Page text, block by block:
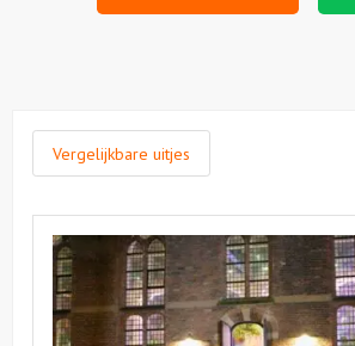
Vergelijkbare uitjes
Leeuwenbergh